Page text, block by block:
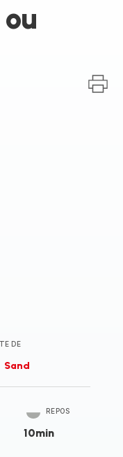
DE
Sand
REPOS
10min